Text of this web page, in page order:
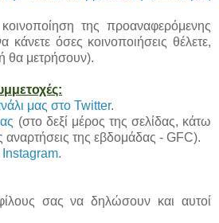
της προαναφερόμενης
κάνετε όσες κοινοποιήσεις θέλετε,
θα μετρήσουν).
μας στο Twitter.
(στο δεξί μέρος της σελίδας, κάτω
αναρτήσεις της εβδομάδας - GFC).
Instagram.
σας να δηλώσουν και αυτοί